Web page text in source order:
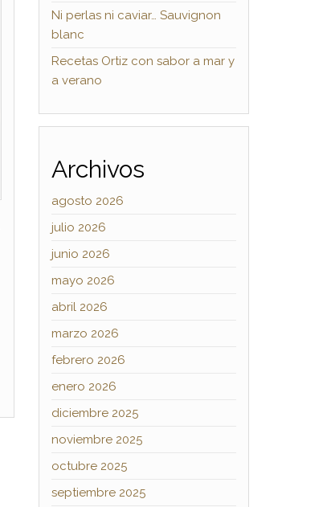
Ni perlas ni caviar… Sauvignon
blanc
Recetas Ortiz con sabor a mar y
a verano
Archivos
agosto 2026
julio 2026
junio 2026
mayo 2026
abril 2026
marzo 2026
febrero 2026
enero 2026
diciembre 2025
noviembre 2025
octubre 2025
septiembre 2025